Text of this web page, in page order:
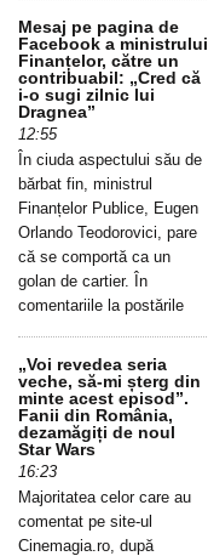
Mesaj pe pagina de
Facebook a ministrului
Finanțelor, către un
contribuabil: „Cred că
i-o sugi zilnic lui
Dragnea”
12:55
În ciuda aspectului său de
bărbat fin, ministrul
Finanțelor Publice, Eugen
Orlando Teodorovici, pare
că se comportă ca un
golan de cartier. În
comentariile la postările
„Voi revedea seria
veche, să-mi șterg din
minte acest episod”.
Fanii din România,
dezamăgiți de noul
Star Wars
16:23
Majoritatea celor care au
comentat pe site-ul
Cinemagia.ro, după